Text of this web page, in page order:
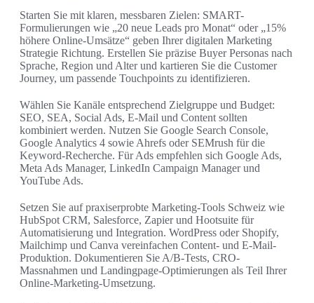
Starten Sie mit klaren, messbaren Zielen: SMART-
Formulierungen wie „20 neue Leads pro Monat“ oder „15%
höhere Online-Umsätze“ geben Ihrer digitalen Marketing
Strategie Richtung. Erstellen Sie präzise Buyer Personas nach
Sprache, Region und Alter und kartieren Sie die Customer
Journey, um passende Touchpoints zu identifizieren.
Wählen Sie Kanäle entsprechend Zielgruppe und Budget:
SEO, SEA, Social Ads, E-Mail und Content sollten
kombiniert werden. Nutzen Sie Google Search Console,
Google Analytics 4 sowie Ahrefs oder SEMrush für die
Keyword-Recherche. Für Ads empfehlen sich Google Ads,
Meta Ads Manager, LinkedIn Campaign Manager und
YouTube Ads.
Setzen Sie auf praxiserprobte Marketing-Tools Schweiz wie
HubSpot CRM, Salesforce, Zapier und Hootsuite für
Automatisierung und Integration. WordPress oder Shopify,
Mailchimp und Canva vereinfachen Content- und E-Mail-
Produktion. Dokumentieren Sie A/B-Tests, CRO-
Massnahmen und Landingpage-Optimierungen als Teil Ihrer
Online-Marketing-Umsetzung.